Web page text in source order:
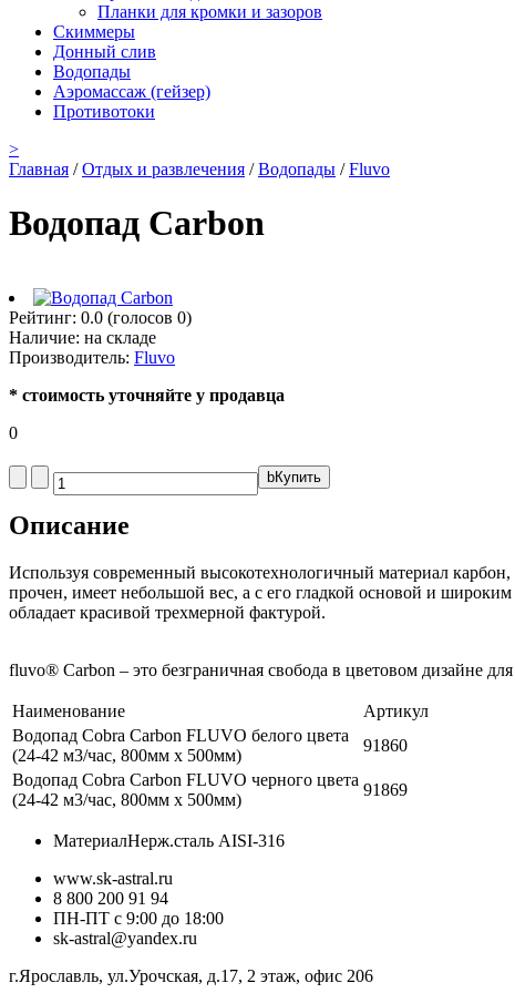
Планки для кромки и зазоров
Скиммеры
Донный слив
Водопады
Аэромассаж (гейзер)
Противотоки
>
Главная /Отдых и развлечения /Водопады /Fluvo
Водопад Carbon
Рейтинг: 0.0 (голосов 0)
Наличие: на складе
Производитель: Fluvo
* стоимость уточняйте у продавца
0
bКупить
Описание
Используя современный высокотехнологичный материал
прочен, имеет небольшой вес, а с его гладкой основой и
обладает красивой трехмерной фактурой.
fluvo® Carbon – это безграничная свобода в цветовом дизайне
Наименование
Артикул
Водопад Cobra Carbon FLUVO белого цвета
(24-42 м3/час, 800мм х 500мм)
91860
Водопад Cobra Carbon FLUVO черного цвета
(24-42 м3/час, 800мм х 500мм)
91869
МатериалНерж.сталь AISI-316
www.sk-astral.ru
8 800 200 91 94
ПН-ПТ с 9:00 до 18:00
sk-astral@yandex.ru
г.Ярославль, ул.Урочская, д.17, 2 этаж, офис 206